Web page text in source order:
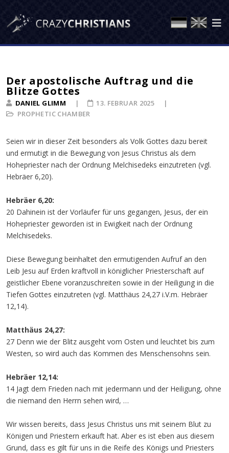
Der apostolische Auftrag und die
Blitze Gottes
DANIEL GLIMM
PROPHETIC CHAMBER
13. FEBRUAR 2025
Seien wir in dieser Zeit besonders als Volk Gottes dazu bereit
und ermutigt in die Bewegung von Jesus Christus als dem
Hohepriester nach der Ordnung Melchisedeks einzutreten (vgl.
Hebräer 6,20).
Hebräer 6,20:
20 Dahinein ist der Vorläufer für uns gegangen, Jesus, der ein
Hohepriester geworden ist in Ewigkeit nach der Ordnung
Melchisedeks.
Diese Bewegung beinhaltet den ermutigenden Aufruf an den
Leib Jesu auf Erden kraftvoll in königlicher Priesterschaft auf
geistlicher Ebene voranzuschreiten sowie in der Heiligung in die
Tiefen Gottes einzutreten (vgl. Matthäus 24,27 i.V.m. Hebräer
12,14).
Matthäus 24,27:
27 Denn wie der Blitz ausgeht vom Osten und leuchtet bis zum
Westen, so wird auch das Kommen des Menschensohns sein.
Hebräer 12,14:
14 Jagt dem Frieden nach mit jedermann und der Heiligung, ohne
die niemand den Herrn sehen wird, …
Wir wissen bereits, dass Jesus Christus uns mit seinem Blut zu
Königen und Priestern erkauft hat. Aber es ist eben aus diesem
Grund, dass es gilt für uns in die Reife des Königs und Priesters